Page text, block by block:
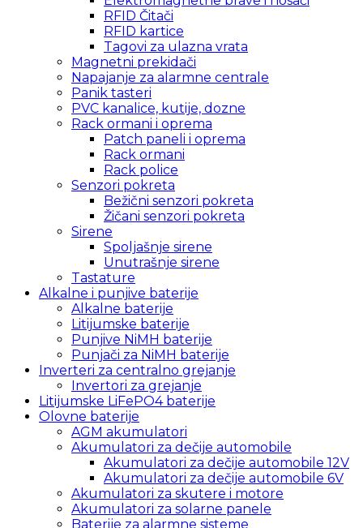
RFID Čitači
RFID kartice
Tagovi za ulazna vrata
Magnetni prekidači
Napajanje za alarmne centrale
Panik tasteri
PVC kanalice, kutije, dozne
Rack ormani i oprema
Patch paneli i oprema
Rack ormani
Rack police
Senzori pokreta
Bežični senzori pokreta
Žičani senzori pokreta
Sirene
Spoljašnje sirene
Unutrašnje sirene
Tastature
Alkalne i punjive baterije
Alkalne baterije
Litijumske baterije
Punjive NiMH baterije
Punjači za NiMH baterije
Inverteri za centralno grejanje
Invertori za grejanje
Litijumske LiFePO4 baterije
Olovne baterije
AGM akumulatori
Akumulatori za dečije automobile
Akumulatori za dečije automobile 12V
Akumulatori za dečije automobile 6V
Akumulatori za skutere i motore
Akumulatori za solarne panele
Baterije za alarmne sisteme